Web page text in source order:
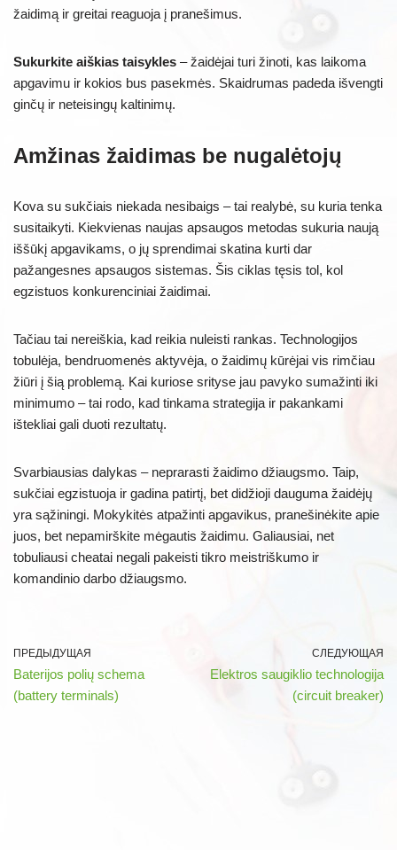
žaidimą ir greitai reaguoja į pranešimus.
Sukurkite aiškias taisykles – žaidėjai turi žinoti, kas laikoma
apgavimu ir kokios bus pasekmės. Skaidrumas padeda išvengti
ginčų ir neteisingų kaltinimų.
Amžinas žaidimas be nugalėtojų
Kova su sukčiais niekada nesibaigs – tai realybė, su kuria tenka
susitaikyti. Kiekvienas naujas apsaugos metodas sukuria naują
iššūkį apgavikams, o jų sprendimai skatina kurti dar
pažangesnes apsaugos sistemas. Šis ciklas tęsis tol, kol
egzistuos konkurenciniai žaidimai.
Tačiau tai nereiškia, kad reikia nuleisti rankas. Technologijos
tobulėja, bendruomenės aktyvėja, o žaidimų kūrėjai vis rimčiau
žiūri į šią problemą. Kai kuriose srityse jau pavyko sumažinti iki
minimumo – tai rodo, kad tinkama strategija ir pakankami
ištekliai gali duoti rezultatų.
Svarbiausias dalykas – neprarasti žaidimo džiaugsmo. Taip,
sukčiai egzistuoja ir gadina patirtį, bet didžioji dauguma žaidėjų
yra sąžiningi. Mokykitės atpažinti apgavikus, pranešinėkite apie
juos, bet nepamirškite mėgautis žaidimu. Galiausiai, net
tobuliausi cheatai negali pakeisti tikro meistriškumo ir
komandinio darbo džiaugsmo.
ПРЕДЫДУЩАЯ
Baterijos polių schema
(battery terminals)
СЛЕДУЮЩАЯ
Elektros saugiklio technologija
(circuit breaker)